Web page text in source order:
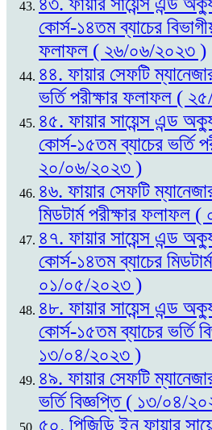
কোর্স-১৪তম ব্যাচের
ফলাফল ( ২৬/০৬/২০২৩ )
৪৪. ফায়ার সেফটি
ভর্তি পরীক্ষার ফলাফল (
৪৫. ফায়ার সায়েন্স এন্ড
কোর্স-১৫তম ব্যাচের ভর্তি
২০/০৬/২০২৩ )
৪৬. ফায়ার সেফটি
মিডটার্ম পরীক্ষার
৪৭. ফায়ার সায়েন্স এন্ড
কোর্স-১৪তম ব্যাচের
০১/০৫/২০২৩ )
৪৮. ফায়ার সায়েন্স এন্ড
কোর্স-১৫তম ব্যাচের ভর্তি
১৩/০৪/২০২৩ )
৪৯. ফায়ার সেফটি
ভর্তি বিজ্ঞপ্তি ( ১৩/০৪/
৫০. পিজিডি ইন ফায়ার